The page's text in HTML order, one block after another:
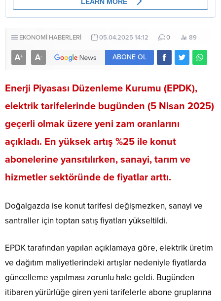
EKONOMİ HABERLERİ 05.04.2025 14:12 0 89
A+ A- ABONE OL
Enerji Piyasası Düzenleme Kurumu (EPDK),
elektrik tarifelerinde bugünden (5 Nisan 2025)
geçerli olmak üzere yeni zam oranlarını
açıkladı. En yüksek artış %25 ile konut
abonelerine yansıtılırken, sanayi, tarım ve
hizmetler sektöründe de fiyatlar arttı.
Doğalgazda ise konut tarifesi değişmezken, sanayi ve
santraller için toptan satış fiyatları yükseltildi.
EPDK tarafından yapılan açıklamaya göre, elektrik üretim
ve dağıtım maliyetlerindeki artışlar nedeniyle fiyatlarda
güncelleme yapılması zorunlu hale geldi. Bugünden
itibaren yürürlüğe giren yeni tarifelerle abone gruplarına